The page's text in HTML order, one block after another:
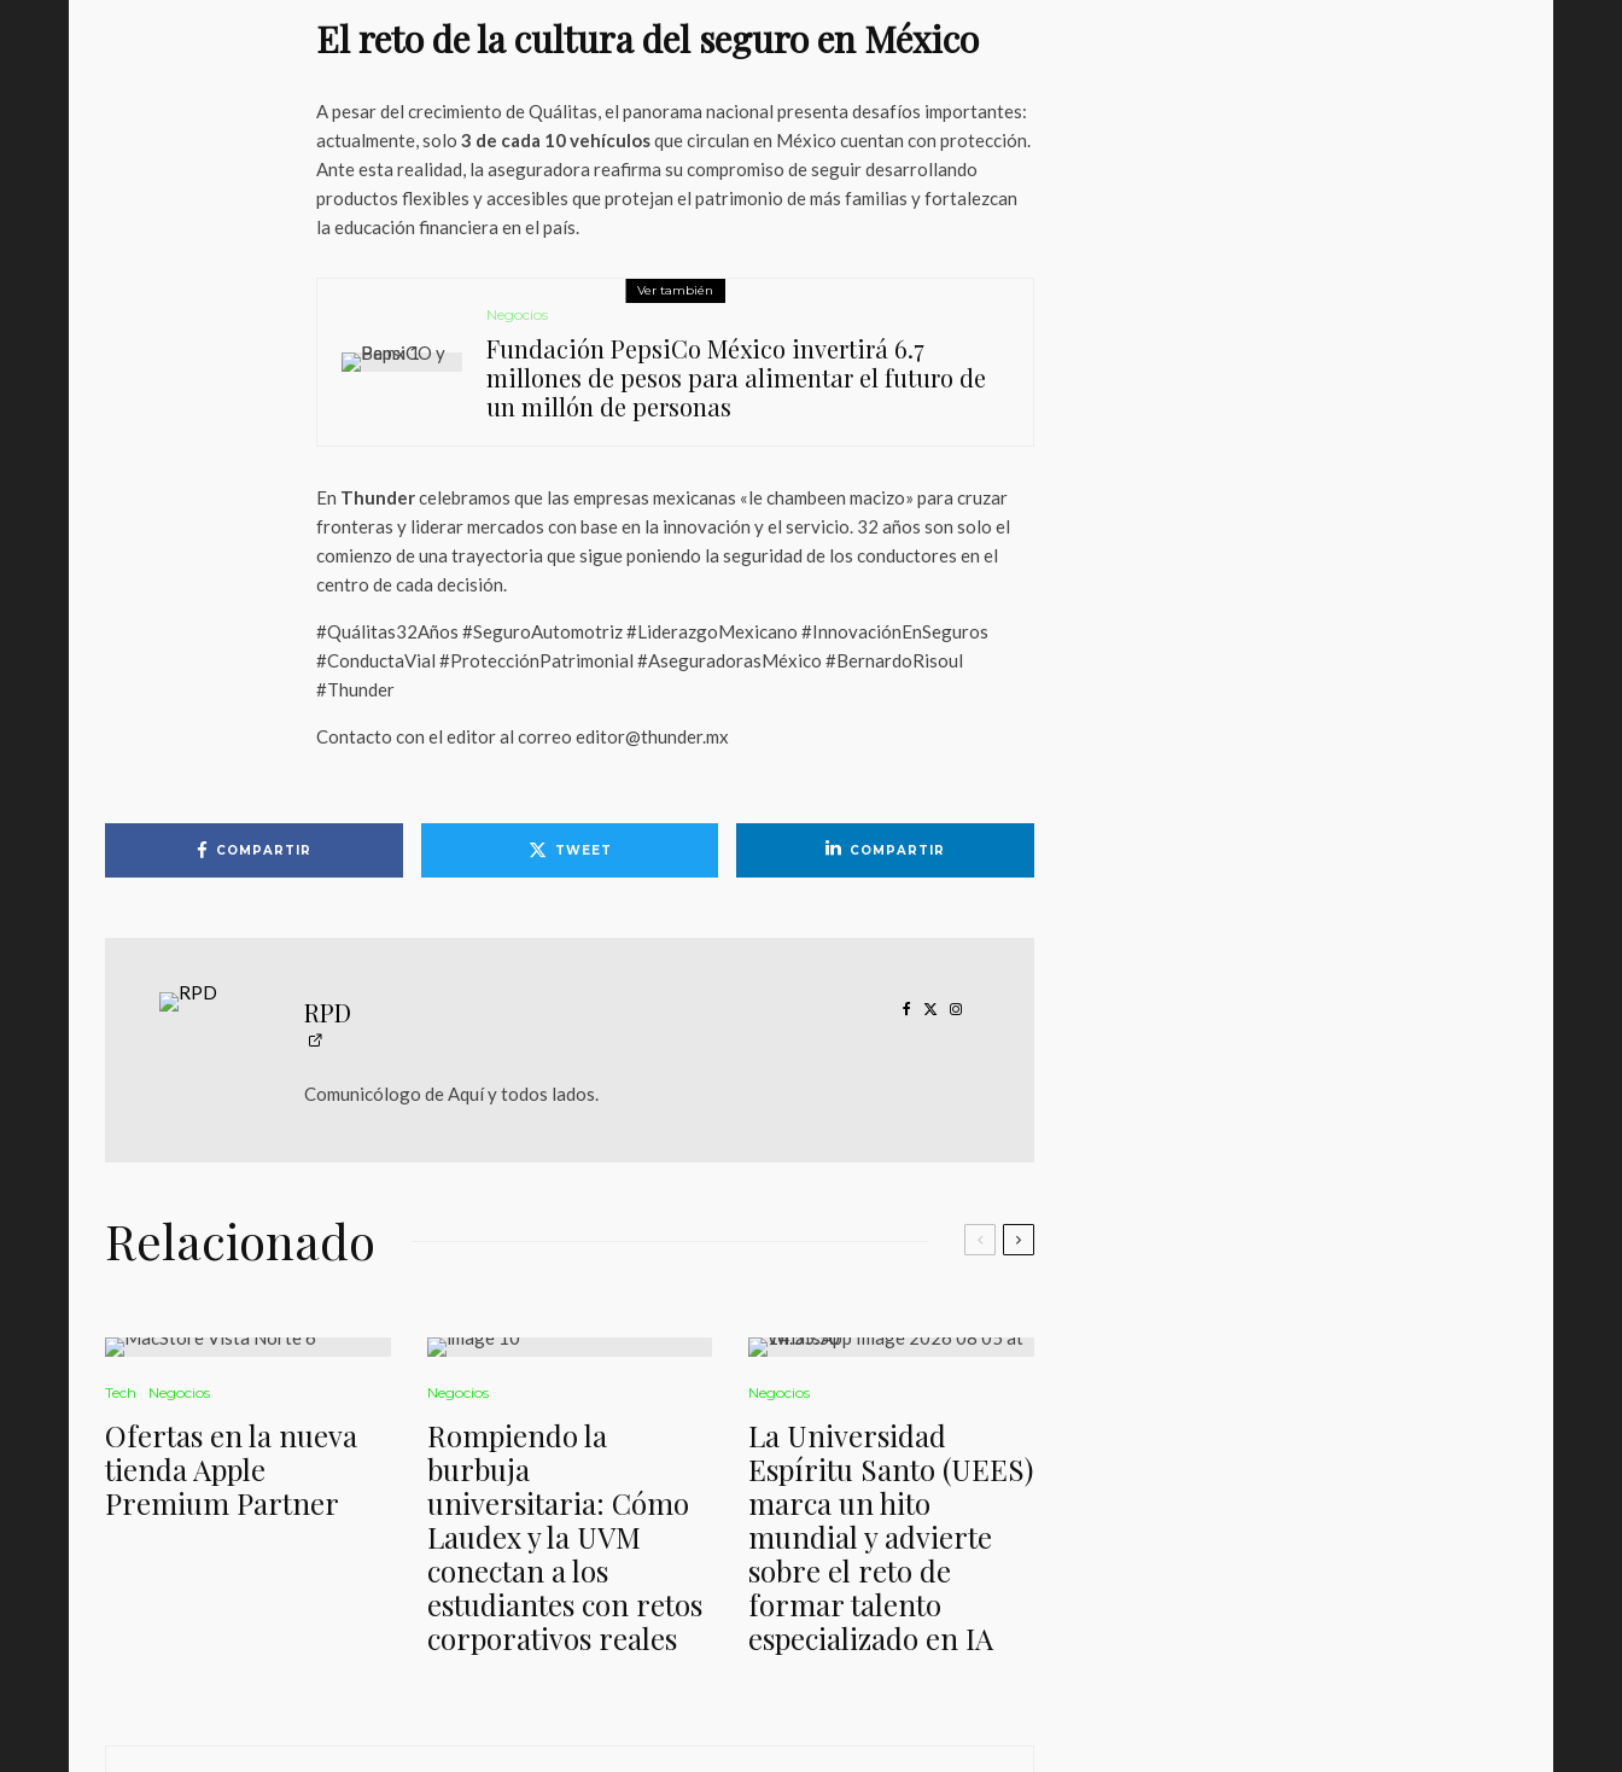
El reto de la cultura del seguro en México
A pesar del crecimiento de Quálitas, el panorama nacional presenta desafíos importantes:
actualmente, solo 3 de cada 10 vehículosque circulan en México cuentan con protección.
Ante esta realidad, la aseguradora reafirma su compromiso de seguir desarrollando
productos flexibles y accesibles que protejan el patrimonio de más familias y fortalezcan
la educación financiera en el país.
Ver también
Negocios
Fundación PepsiCo México invertirá 6.7
millones de pesos para alimentar el futuro de
un millón de personas
En Thundercelebramos que las empresas mexicanas «le chambeen macizo» para cruzar
fronteras y liderar mercados con base en la innovación y el servicio. 32 años son solo el
comienzo de una trayectoria que sigue poniendo la seguridad de los conductores en el
centro de cada decisión.
#Quálitas32Años #SeguroAutomotriz #LiderazgoMexicano #InnovaciónEnSeguros
#ConductaVial #ProtecciónPatrimonial #AseguradorasMéxico #BernardoRisoul
#Thunder
Contacto con el editor al correo editor@thunder.mx
COMPARTIR TWEET COMPARTIR
RPD
Comunicólogo de Aquí y todos lados.
Relacionado
Tech Negocios
Ofertas en la nueva
tienda Apple
Premium Partner
Negocios
Rompiendo la
burbuja
universitaria: Cómo
Laudex y la UVM
conectan a los
estudiantes con retos
corporativos reales
Negocios
La Universidad
Espíritu Santo (UEES)
marca un hito
mundial y advierte
sobre el reto de
formar talento
especializado en IA